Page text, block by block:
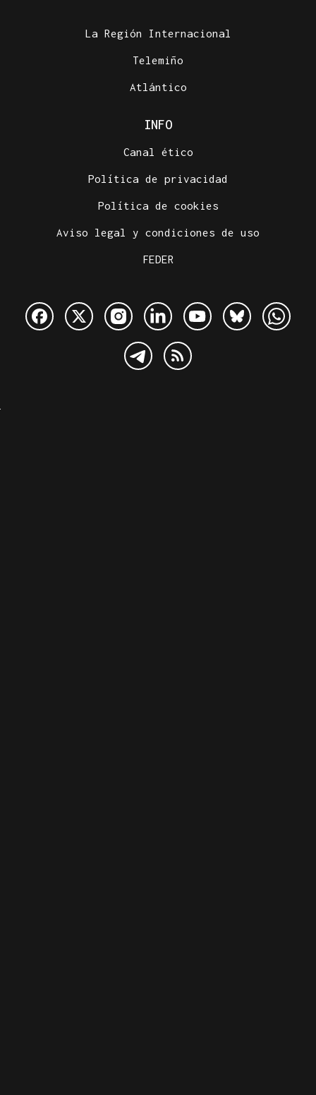
La Región Internacional
Telemiño
Atlántico
INFO
Canal ético
Política de privacidad
Política de cookies
Aviso legal y condiciones de uso
FEDER